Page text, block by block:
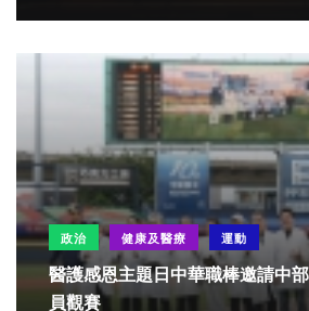
政治 健康及醫療 運動
醫護感恩主題日中華職棒邀請中
員觀賽